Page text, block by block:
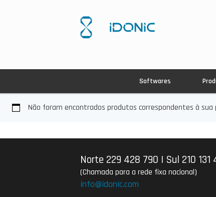
Softwares
Não foram encontrados produtos correspondentes à sua
Norte 229 428 790 | Sul 210 131
(Chamada para a rede fixa nacional)
info@idonic.com